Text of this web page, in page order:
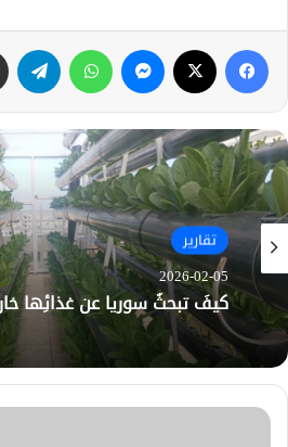
فيسبوك ماسنجر واتساب
تقارير
2026-02-05
كيفَ تبحثُ سوريا عن غذائِها
محليات
2025-07-22
بحضور شخصيّات مهمّة .. وزارة
تعقد اجتماعها السنويّ في